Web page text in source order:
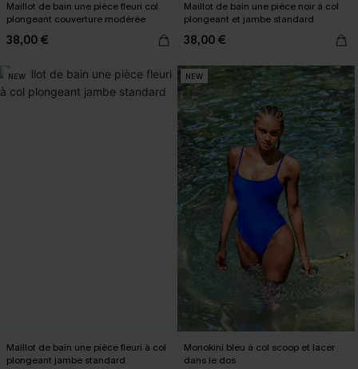
Maillot de bain une pièce fleuri col
plongeant couverture modérée
38,00 €
Maillot de bain une pièce noir à col
plongeant et jambe standard
38,00 €
NEW
Maillot de bain une pièce fleuri à col
plongeant jambe standard
NEW
Monokini bleu à col scoop et lacer
dans le dos